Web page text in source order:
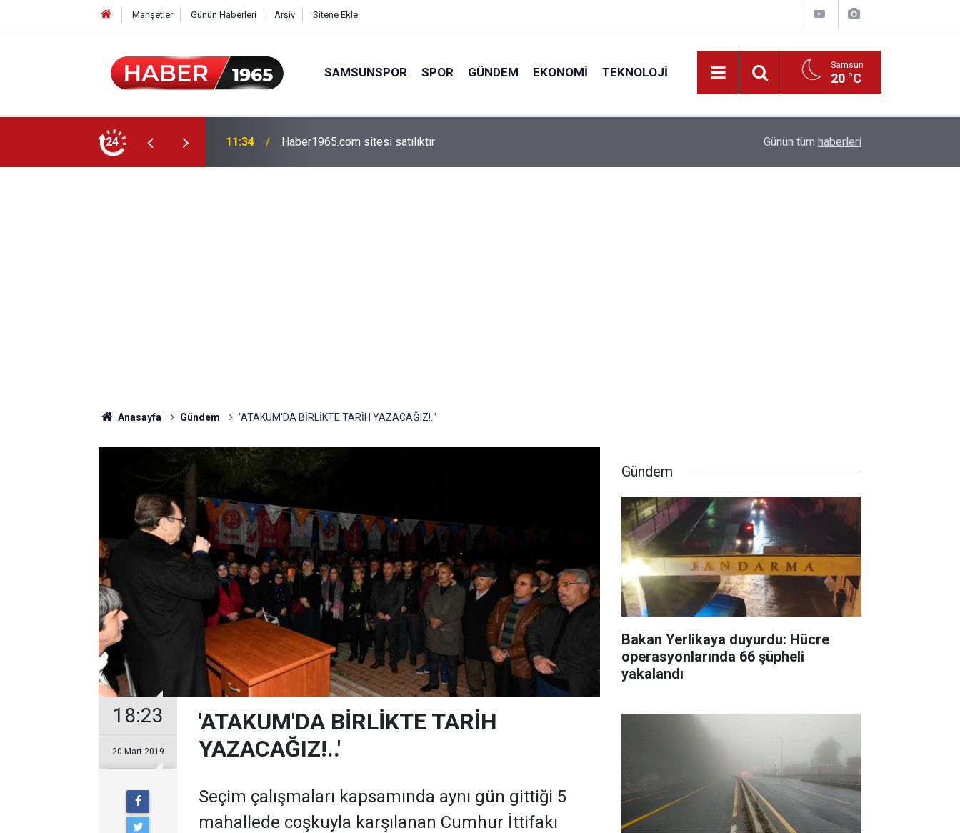
Manşetler Günün Haberleri Arşiv Sitene Ekle
SAMSUNSPOR SPOR GÜNDEM EKONOMI TEKNOLOJI Samsun
20 °C
24 15:52 Milyonlarca emekliyi ilgilendiriyor: Zamlı maaşlar hesaplarda Fahiş fiyatlar nedeniyle işletmelere 101 milyon
Günün tüm haberleri
Anasayfa Gündem 'ATAKUM'DA BİRLİKTE TARİH YAZACAĞIZ!..'
18:23
20 Mart 2019
'ATAKUM'DA BİRLİKTE TARİH
YAZACAĞIZ!..'
Seçim çalışmaları kapsamında aynı gün gittiği 5
mahallede coşkuyla karşılanan Cumhur İttifakı
Gündem
Bakan Yerlikaya duyurdu: Hücre
operasyonlarında 66 şüpheli
yakalandı